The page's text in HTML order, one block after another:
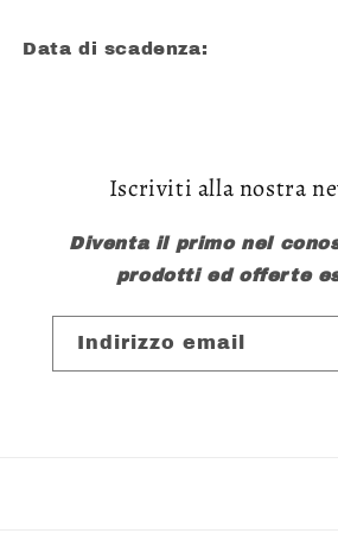
Data di scadenza:
Iscriviti alla nostra
Diventa il primo nel
prodotti ed offerte
Indirizzo email